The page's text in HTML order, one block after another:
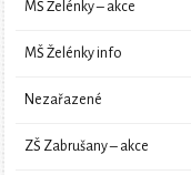
MŠ Želénky – akce
MŠ Želénky info
Nezařazené
ZŠ Zabrušany – akce